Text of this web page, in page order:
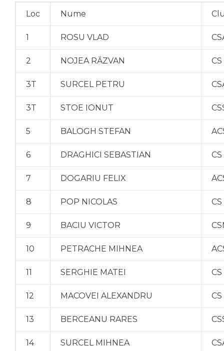
Loc Nume
1 ROSU VLAD
2 NOJEA RĂZVAN
3T SURCEL PETRU
3T STOE IONUT
5 BALOGH STEFAN
6 DRAGHICI SEBASTIAN
7 DOGARIU FELIX
8 POP NICOLAS
9 BACIU VICTOR
10 PETRACHE MIHNEA
11 SERGHIE MATEI
12 MACOVEI ALEXANDRU
13 BERCEANU RARES
14 SURCEL MIHNEA